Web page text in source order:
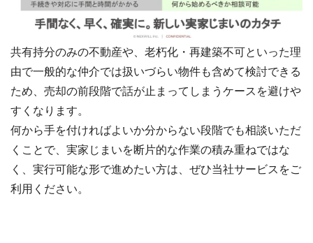
共有持分のみの不動産や、老朽化・再建築不可といった理
由で一般的な仲介では扱いづらい物件も含めて検討できる
ため、売却の前段階で話が止まってしまうケースを避けや
すくなります。
何から手を付ければよいか分からない段階でも相談いただ
くことで、実家じまいを断片的な作業の積み重ねではな
く、実行可能な形で進めたい方は、ぜひ当社サービスをご
利用ください。